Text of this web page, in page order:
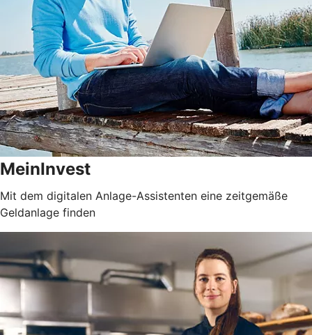
MeinInvest
Mit dem digitalen Anlage-Assistenten eine zeitgemäße
Geldanlage finden